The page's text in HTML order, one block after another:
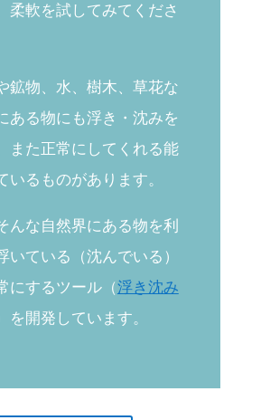
柔軟を試してみてくださ
鉱物、水、樹木、草花な
ある物にも浮き・沈みを
また正常にしてくれる能
いるものがあります。
んな自然界にある物を利
いている（沈んでいる）
にするツール（浮き沈み
を開発しています。